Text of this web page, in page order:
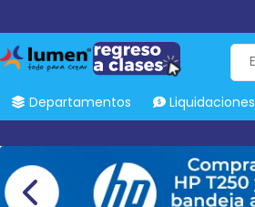
Departamentos Liquidaciones